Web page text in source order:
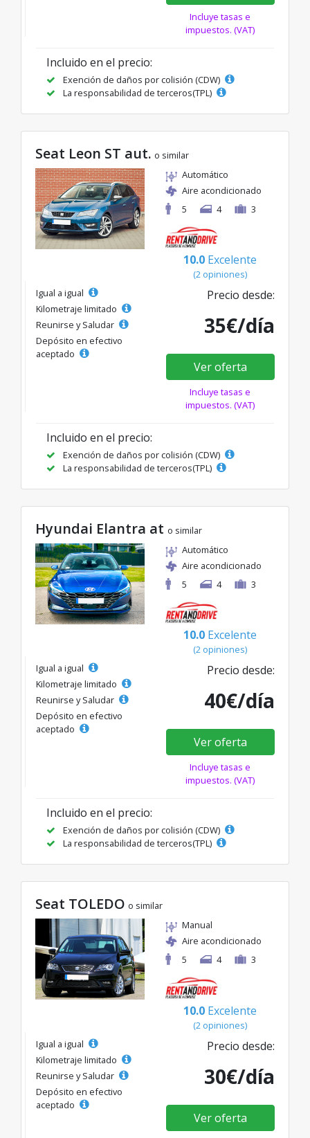
Incluye tasas e
impuestos. (VAT)
Incluido en el precio:
Exención de daños por colisión (CDW)
La responsabilidad de terceros(TPL)
Seat Leon ST aut. o similar
Automático
Aire acondicionado
5
4 3
10.0 Excelente
(2 opiniones)
Igual a igual
Kilometraje limitado
Reunirse y Saludar
Depósito en efectivo
aceptado
Precio desde:
35€/día
Ver oferta
Incluye tasas e
impuestos. (VAT)
Incluido en el precio:
Exención de daños por colisión (CDW)
La responsabilidad de terceros(TPL)
Hyundai Elantra at o similar
Automático
Aire acondicionado
5
4 3
10.0 Excelente
(2 opiniones)
Igual a igual
Kilometraje limitado
Reunirse y Saludar
Depósito en efectivo
aceptado
Precio desde:
40€/día
Ver oferta
Incluye tasas e
impuestos. (VAT)
Incluido en el precio:
Exención de daños por colisión (CDW)
La responsabilidad de terceros(TPL)
Seat TOLEDO o similar
Manual
Aire acondicionado
5
4 3
10.0 Excelente
(2 opiniones)
Igual a igual
Kilometraje limitado
Reunirse y Saludar
Depósito en efectivo
aceptado
Precio desde:
30€/día
Ver oferta